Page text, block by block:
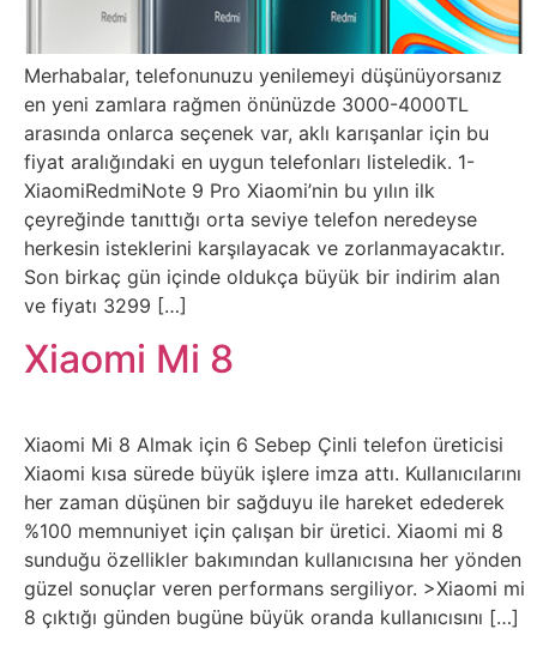
Film
Diğer
Sosyal
Medyalar
Din
Dokümanlar
Domain
E-
Devlet
Eğitim
Merhabalar, telefonunuzu yenilemeyi düşünüyorsanız
en yeni zamlara rağmen önünüzde 3000-4000TL
arasında onlarca seçenek var, aklı karışanlar için bu
fiyat aralığındaki en uygun telefonları listeledik. 1-
XiaomiRedmiNote 9 Pro Xiaomi’nin bu yılın ilk
çeyreğinde tanıttığı orta seviye telefon neredeyse
herkesin isteklerini karşılayacak ve zorlanmayacaktır.
Son birkaç gün içinde oldukça büyük bir indirim alan
ve fiyatı 3299 […]
Xiaomi Mi 8
Xiaomi Mi 8 Almak için 6 Sebep Çinli telefon üreticisi
Xiaomi kısa sürede büyük işlere imza attı. Kullanıcılarını
her zaman düşünen bir sağduyu ile hareket edederek
%100 memnuniyet için çalışan bir üretici. Xiaomi mi 8
sunduğu özellikler bakımından kullanıcısına her yönden
güzel sonuçlar veren performans sergiliyor. >Xiaomi mi
8 çıktığı günden bugüne büyük oranda kullanıcısını […]